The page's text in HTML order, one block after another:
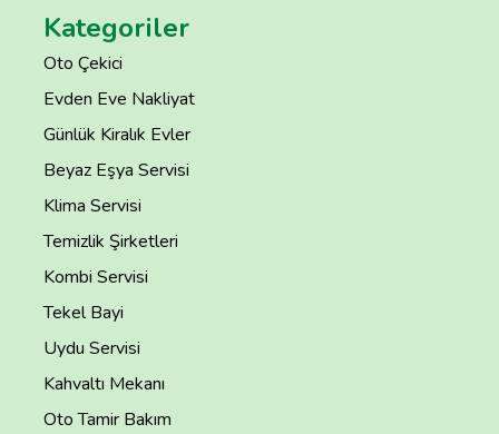
Kategoriler
Oto Çekici
Evden Eve Nakliyat
Günlük Kiralık Evler
Beyaz Eşya Servisi
Klima Servisi
Temizlik Şirketleri
Kombi Servisi
Tekel Bayi
Uydu Servisi
Kahvaltı Mekanı
Oto Tamir Bakım